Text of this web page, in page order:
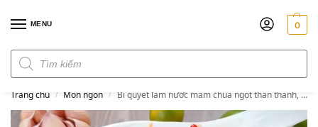
MENU 0
Trang chủ / Món ngon / Bí quyết làm nước mắm chua ngọt thần thánh, chấm đủ món, để vài tháng vẫn thơm ngon